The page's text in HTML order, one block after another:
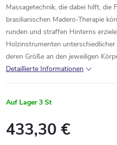
Massagetechnik, die dabei hilft, die
brasilianischen Madero-Therapie
runden und straffen Hinterns
Holzinstrumenten
deren Größe an den jeweiligen
Detaillierte Informationen
Auf Lager 3 St
433,30 €